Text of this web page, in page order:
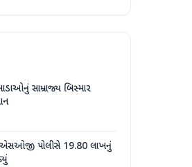
સામ્રાજ્ય બિસ્માર
એસઓજી પોલીસે 19.80 લાખનું